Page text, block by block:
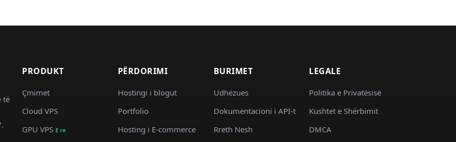
të
PRODUKT
Çmimet
Cloud VPS
GPU VPS E re
PËRDORIMI
Hostingi i blogut
Portfolio
Hosting i E-commerce
BURIMET
Udhëzues
Dokumentacioni i API-t
Rreth Nesh
LEGALE
Politika e Privatësisë
Kushtet e Shërbimit
DMCA